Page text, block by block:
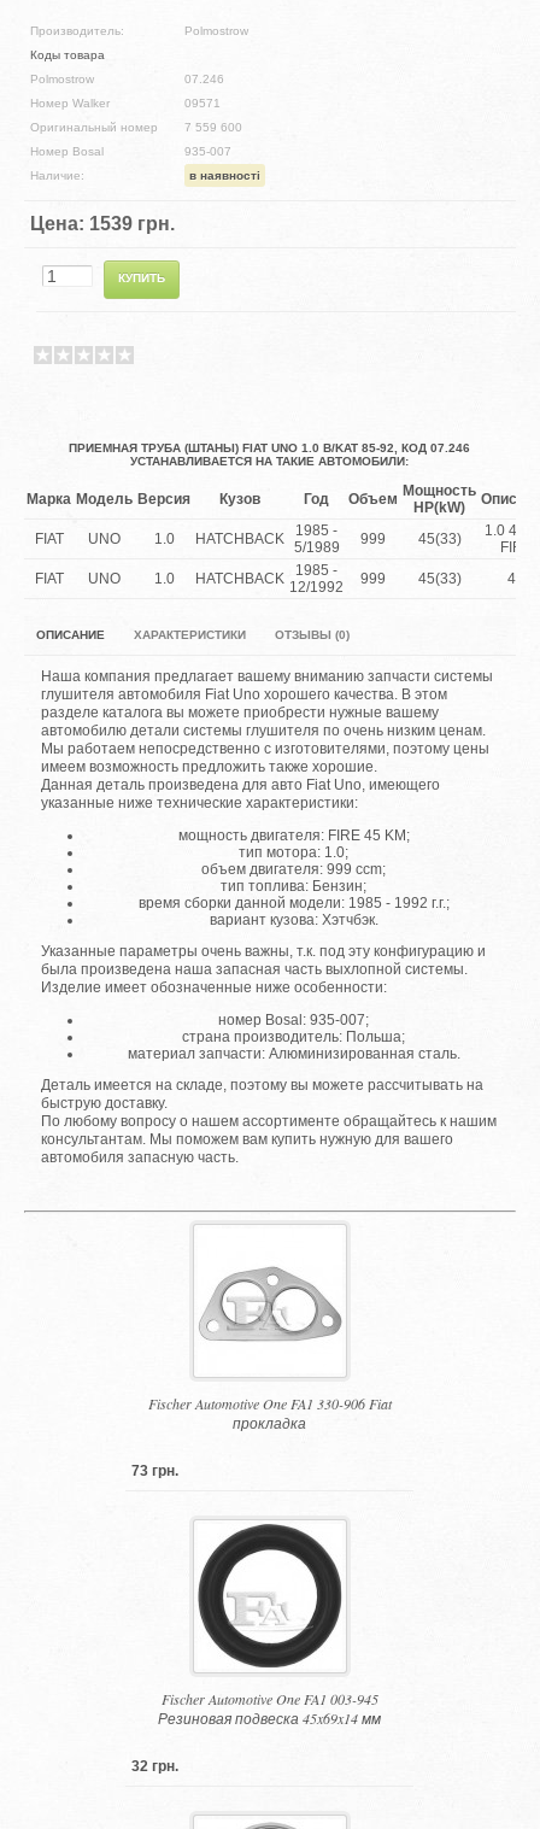
Производитель:
Polmostrow
Коды товара
Polmostrow
07.246
Номер Walker
09571
Оригинальный номер
7 559 600
Номер Bosal
935-007
Наличие:
в наявності
Цена: 1539 грн.
ПРИЕМНАЯ ТРУБА (ШТАНЫ) FIAT UNO 1.0 B/KAT 85-92, КОД 07.246
УСТАНАВЛИВАЕТСЯ НА ТАКИЕ АВТОМОБИЛИ:
Марка Модель Версия Кузов Год Объем Мощность
HP(kW)
FIAT UNO 1.0 HATCHBACK
1985 -
5/1989
999 45(33)
1.0 45
FIRE
FIAT
UNO 1.0 HATCHBACK
1985 -
12/1992
999 45(33) 45
ОПИСАНИЕ ХАРАКТЕРИСТИКИ ОТЗЫВЫ (0)
Наша компания предлагает вашему вниманию запчасти системы
глушителя автомобиля Fiat Uno хорошего качества. В этом
разделе каталога вы можете приобрести нужные вашему
автомобилю детали системы глушителя по очень низким ценам.
Мы работаем непосредственно с изготовителями, поэтому цены
имеем возможность предложить также хорошие.
Данная деталь произведена для авто Fiat Uno, имеющего
указанные ниже технические характеристики:
мощность двигателя: FIRE 45 KM;
тип мотора: 1.0;
объем двигателя: 999 ccm;
тип топлива: Бензин;
время сборки данной модели: 1985 - 1992 г.г.;
вариант кузова: Хэтчбэк.
Указанные параметры очень важны, т.к. под эту конфигурацию и
была произведена наша запасная часть выхлопной системы.
Изделие имеет обозначенные ниже особенности:
номер Bosal: 935-007;
страна производитель: Польша;
материал запчасти: Алюминизированная сталь.
Деталь имеется на складе, поэтому вы можете рассчитывать на
быструю доставку.
По любому вопросу о нашем ассортименте обращайтесь к нашим
консультантам. Мы поможем вам купить нужную для вашего
автомобиля запасную часть.
Fischer Automotive One FA1 330-906 Fiat
прокладка
73 грн.
Fischer Automotive One FA1 003-945
Резиновая подвеска 45x69x14 мм
32 грн.